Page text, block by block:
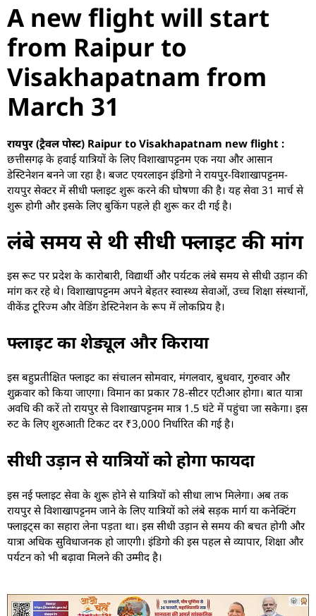
A new flight will start
from Raipur to
Visakhapatnam from
March 31
रायपुर (ट्रैवल पोस्ट) Raipur to Visakhapatnam new flight :
छत्तीसगढ़ के हवाई यात्रियों के लिए विशाखापट्टनम एक नया और आसान
डेस्टिनेशन बनने जा रहा है। बजट एयरलाइन इंडिगो ने रायपुर-विशाखापट्टनम-
रायपुर सेक्टर में सीधी फ्लाइट शुरू करने की घोषणा की है। यह सेवा 31 मार्च से
शुरू होगी और इसके लिए बुकिंग पहले ही शुरू कर दी गई है।
लंबे समय से थी सीधी फ्लाइट की मांग
इस रूट पर प्रदेश के कारोबारी, विद्यार्थी और पर्यटक लंबे समय से सीधी उड़ान की
मांग कर रहे थे। विशाखापट्टनम अपने बेहतर स्वास्थ्य सेवाओं, उच्च शिक्षा संस्थानों,
वीकेंड टूरिज्म और वेडिंग डेस्टिनेशन के रूप में लोकप्रिय है।
फ्लाइट का शेड्यूल और किराया
इस बहुप्रतीक्षित फ्लाइट का संचालन सोमवार, मंगलवार, बुधवार, गुरुवार और
शुक्रवार को किया जाएगा। विमान का प्रकार 78-सीटर एटीआर होगा। बात यात्रा
अवधि की करें तो रायपुर से विशाखापट्टनम मात्र 1.5 घंटे में पहुंचा जा सकेगा। इस
रुट के लिए शुरुआती टिकट दर ₹3,000 निर्धारित की गई है।
सीधी उड़ान से यात्रियों को होगा फायदा
इस नई फ्लाइट सेवा के शुरू होने से यात्रियों को सीधा लाभ मिलेगा। अब तक
रायपुर से विशाखापट्टनम जाने के लिए यात्रियों को लंबे सड़क मार्ग या कनेक्टिंग
फ्लाइट्स का सहारा लेना पड़ता था। इस सीधी उड़ान से समय की बचत होगी और
यात्रा अधिक सुविधाजनक हो जाएगी। इंडिगो की इस पहल से व्यापार, शिक्षा और
पर्यटन को भी बढ़ावा मिलने की उम्मीद है।